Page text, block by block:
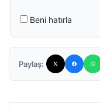
Beni hatırla
Paylaş: